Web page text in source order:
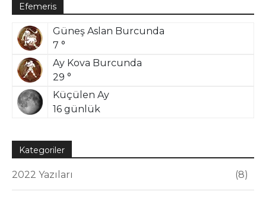
Efemeris
Güneş Aslan Burcunda
7 °
Ay Kova Burcunda
29 °
Küçülen Ay
16 günlük
Kategoriler
2022 Yazıları 8